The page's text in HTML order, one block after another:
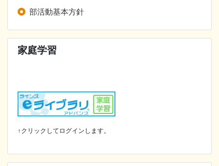
部活動基本方針
家庭学習
↑クリックしてログインします。